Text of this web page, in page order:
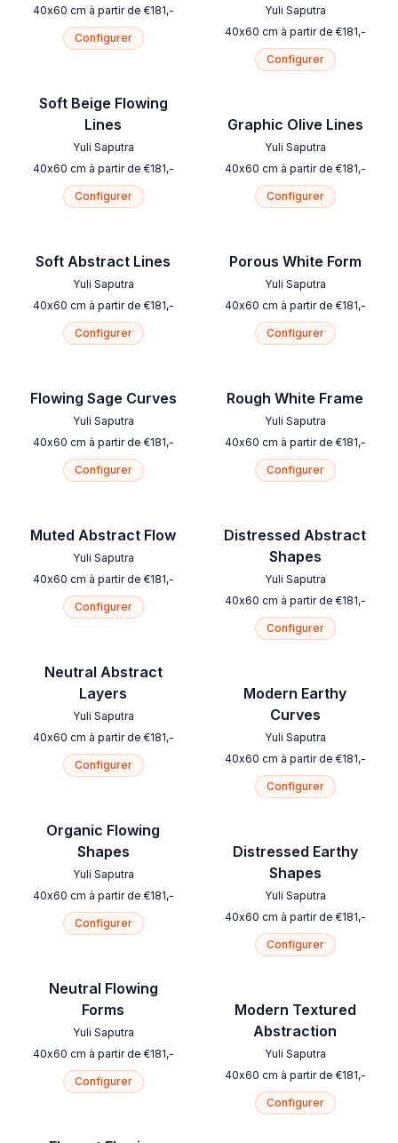
40x60 cm à partir de €181,-
Configurer
Soft Beige Flowing
Lines
Yuli Saputra
40x60 cm à partir de €181,-
Configurer
Soft Abstract Lines
Yuli Saputra
40x60 cm à partir de €181,-
Configurer
Flowing Sage Curves
Yuli Saputra
40x60 cm à partir de €181,-
Configurer
Muted Abstract Flow
Yuli Saputra
40x60 cm à partir de €181,-
Configurer
Neutral Abstract
Layers
Yuli Saputra
40x60 cm à partir de €181,-
Configurer
Organic Flowing
Shapes
Yuli Saputra
40x60 cm à partir de €181,-
Configurer
Neutral Flowing
Forms
Yuli Saputra
40x60 cm à partir de €181,-
Configurer
Yuli Saputra
40x60 cm à partir de €181,-
Configurer
Graphic Olive Lines
Yuli Saputra
40x60 cm à partir de €181,-
Configurer
Porous White Form
Yuli Saputra
40x60 cm à partir de €181,-
Configurer
Rough White Frame
Yuli Saputra
40x60 cm à partir de €181,-
Configurer
Distressed Abstract
Shapes
Yuli Saputra
40x60 cm à partir de €181,-
Configurer
Modern Earthy
Curves
Yuli Saputra
40x60 cm à partir de €181,-
Configurer
Distressed Earthy
Shapes
Yuli Saputra
40x60 cm à partir de €181,-
Configurer
Modern Textured
Abstraction
Yuli Saputra
40x60 cm à partir de €181,-
Configurer